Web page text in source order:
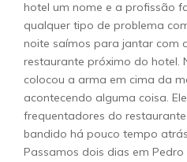
hotel um nome e a profissão
qualquer tipo de problema
noite saímos para jantar com
restaurante próximo do hotel.
colocou a arma em cima da
acontecendo alguma coisa.
frequentadores do
bandido há pouco tempo
Passamos dois dias em